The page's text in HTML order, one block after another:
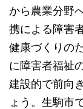
から農業分野
携による障害
健康づくりの
に障害者福祉
建設的で前向
ょう。生駒市